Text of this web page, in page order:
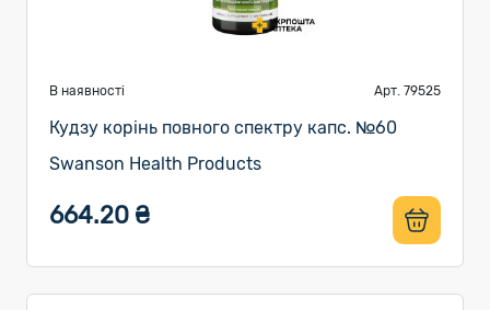
В наявності Арт. 79525
Кудзу корінь повного спектру капс. №60
Swanson Health Products
664.20 ₴